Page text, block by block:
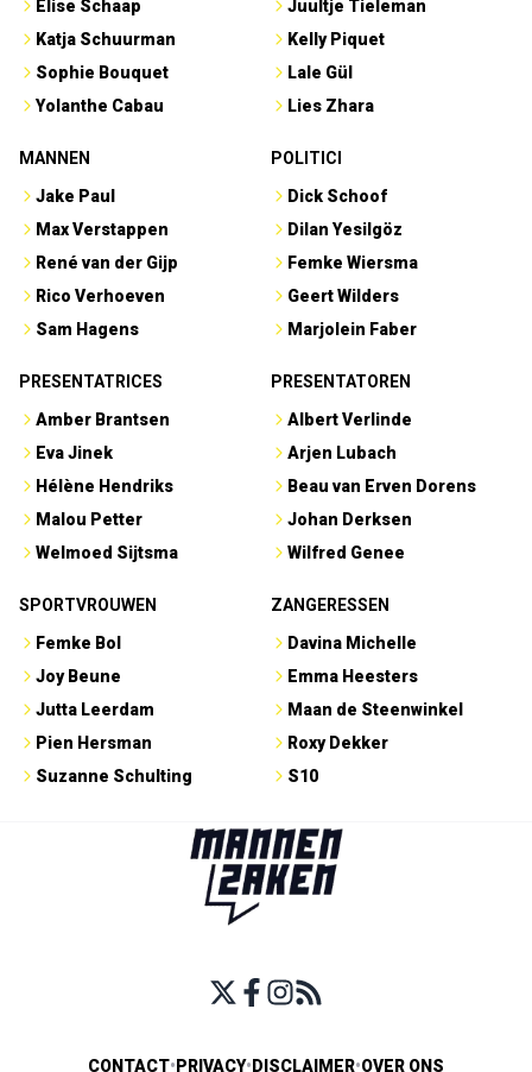
Elise Schaap
Katja Schuurman
Sophie Bouquet
Yolanthe Cabau
Juultje Tieleman
Kelly Piquet
Lale Gül
Lies Zhara
MANNEN
Jake Paul
Max Verstappen
René van der Gijp
Rico Verhoeven
Sam Hagens
POLITICI
Dick Schoof
Dilan Yesilgöz
Femke Wiersma
Geert Wilders
Marjolein Faber
PRESENTATRICES
Amber Brantsen
Eva Jinek
Hélène Hendriks
Malou Petter
Welmoed Sijtsma
PRESENTATOREN
Albert Verlinde
Arjen Lubach
Beau van Erven Dorens
Johan Derksen
Wilfred Genee
SPORTVROUWEN
Femke Bol
Joy Beune
Jutta Leerdam
Pien Hersman
Suzanne Schulting
ZANGERESSEN
Davina Michelle
Emma Heesters
Maan de Steenwinkel
Roxy Dekker
S10
CONTACT• PRIVACY• DISCLAIMER•OVER ONS